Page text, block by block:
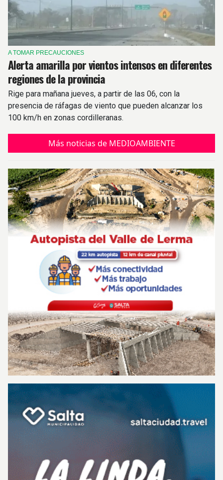
A TOMAR PRECAUCIONES
Alerta amarilla por vientos intensos en diferentes
regiones de la provincia
Rige para mañana jueves, a partir de las 06, con la
presencia de ráfagas de viento que pueden alcanzar los
100 km/h en zonas cordilleranas.
Más noticias de MEDIOAMBIENTE